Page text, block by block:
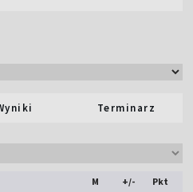
Terminarz
M +/- Pkt